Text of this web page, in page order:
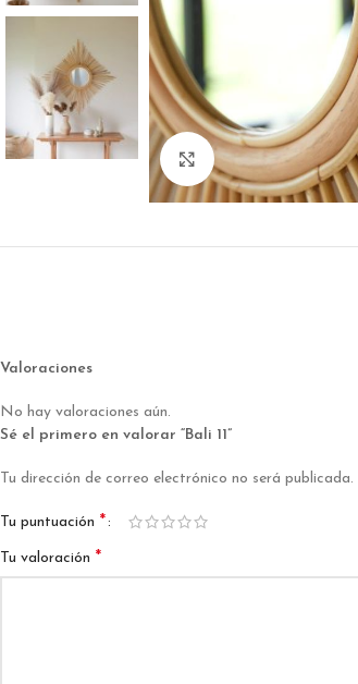
Click to enlarge
Valoraciones
No hay valoraciones aún.
Sé el primero en valorar “Bali 11”
Tu dirección de correo electrónico no será publicada.
Tu puntuación *
Tu valoración *